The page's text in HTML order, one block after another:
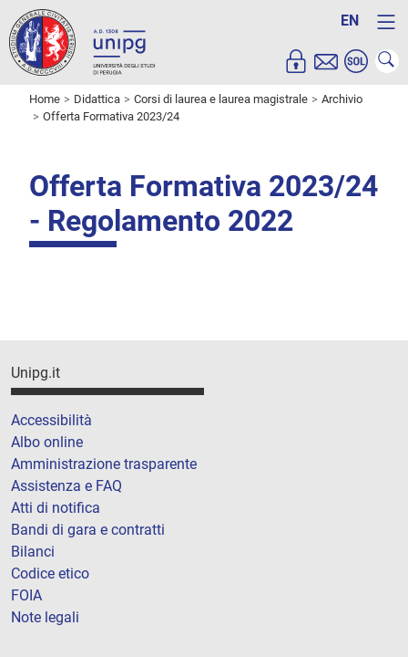
EN
Home Didattica Corsi di laurea e laurea magistrale
Archivio
Offerta Formativa 2023/24
Offerta Formativa 2023/24
- Regolamento 2022
Unipg.it
Accessibilità
Albo online
Amministrazione trasparente
Assistenza e FAQ
Atti di notifica
Bandi di gara e contratti
Bilanci
Codice etico
FOIA
Note legali